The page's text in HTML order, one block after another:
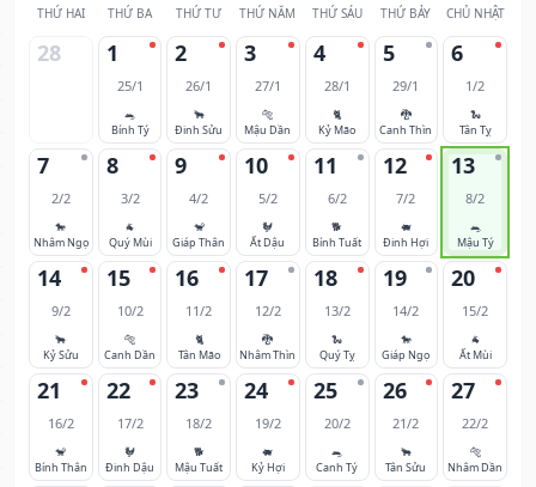
THỨ HAI THỨ BA THỨ TƯ THỨ NĂM THỨ SÁU THỨ BẢY CHỦ NHẬT
28 1
25/1
🐀
Bính Tý
2
26/1
🐂
Đinh Sửu
3
27/1
🐅
Mậu Dần
4
28/1
🐈
Kỷ Mão
5
29/1
🐉
Canh Thìn
6
1/2
🐍
Tân Tỵ
7
2/2
🐎
Nhâm Ngọ
8
3/2
🐐
Quý Mùi
9
4/2
🐒
Giáp Thân
10
5/2
🐓
Ất Dậu
11
6/2
🐕
Bính Tuất
12
7/2
🐖
Đinh Hợi
13
8/2
🐀
Mậu Tý
14
9/2
🐂
Kỷ Sửu
15
10/2
🐅
Canh Dần
16
11/2
🐈
Tân Mão
17
12/2
🐉
Nhâm Thìn
18
13/2
🐍
Quý Tỵ
19
14/2
🐎
Giáp Ngọ
20
15/2
🐐
Ất Mùi
21
16/2
🐒
Bính Thân
22
17/2
🐓
Đinh Dậu
23
18/2
🐕
Mậu Tuất
24
19/2
🐖
Kỷ Hợi
25
20/2
🐀
Canh Tý
26
21/2
🐂
Tân Sửu
27
22/2
🐅
Nhâm Dần